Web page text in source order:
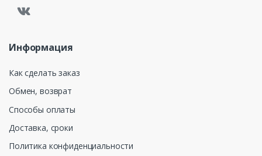
Информация
Как сделать заказ
Обмен, возврат
Способы оплаты
Доставка, сроки
Политика конфиденциальности